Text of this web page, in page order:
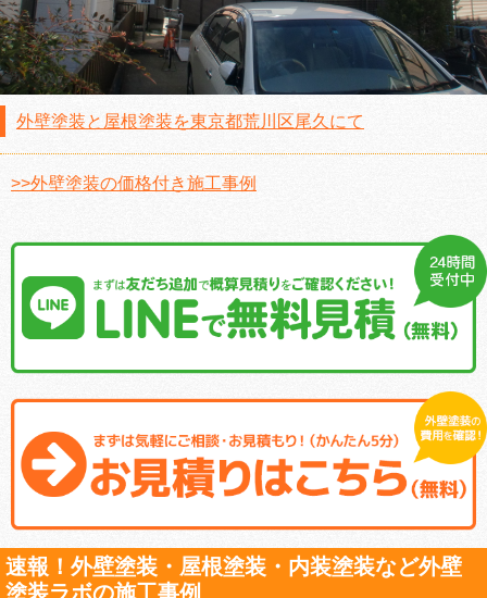
外壁塗装と屋根塗装を東京都荒川区尾久にて
>>外壁塗装の価格付き施工事例
速報！外壁塗装・屋根塗装・内装塗装など外壁
塗装ラボの施工事例